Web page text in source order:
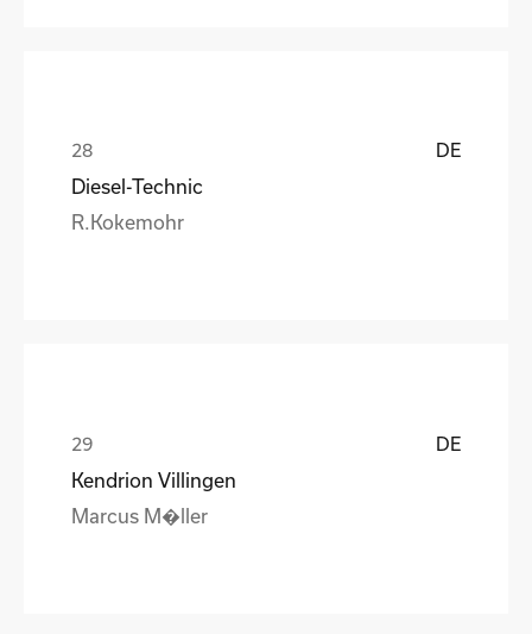
DE
Diesel-Technic
R.Kokemohr
DE
Kendrion Villingen
Marcus M�ller